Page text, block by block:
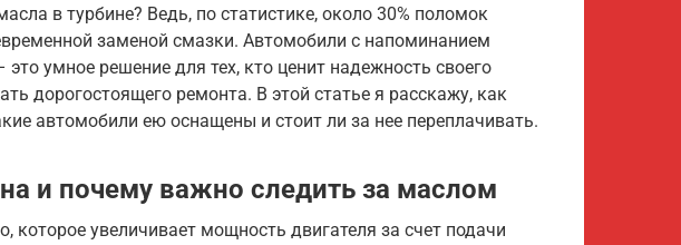
в турбине? Ведь, по статистике, около 30% поломок
заменой смазки. Автомобили с напоминанием
умное решение для тех, кто ценит надежность своего
дорогостоящего ремонта. В этой статье я расскажу, как
автомобили ею оснащены и стоит ли за нее переплачивать.
и почему важно следить за маслом
которое увеличивает мощность двигателя за счет подачи